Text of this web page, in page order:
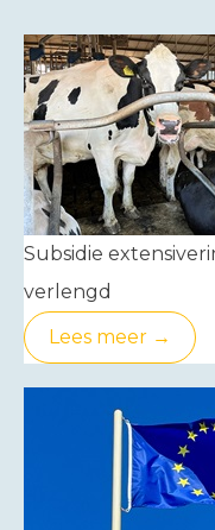
Subsidie
verlengd
Lees meer →